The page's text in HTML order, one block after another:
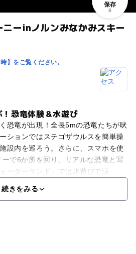
ーinノルンみなかみスキー
】をご覧ください。
保存
8
恐竜体験＆水遊び
恐竜が出現！全長5mの恐竜たちが吠
ションではステゴザウルスを簡単操
設内を巡ろう。さらに、スマホを使
で6か所を回り、リアルな恐竜と写
ーターランド」では水遊びで涼
続きをみる